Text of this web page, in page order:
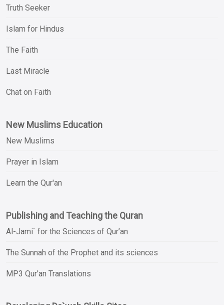
Truth Seeker
Islam for Hindus
The Faith
Last Miracle
Chat on Faith
New Muslims Education
New Muslims
Prayer in Islam
Learn the Qur'an
Publishing and Teaching the Quran
Al-Jami` for the Sciences of Qur’an
The Sunnah of the Prophet and its sciences
MP3 Qur'an Translations